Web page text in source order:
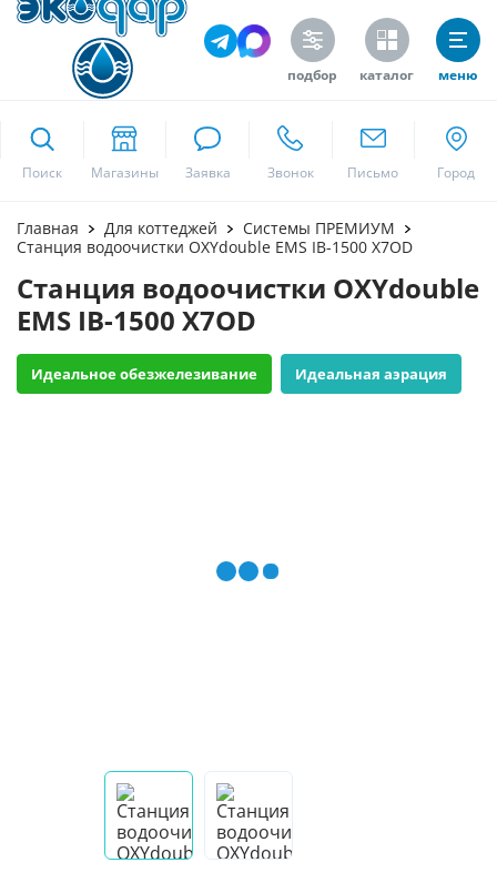
подбор каталог меню
Поиск
Москва
Главная Для коттеджей
Системы ПРЕМИУМ
Станция водоочистки OXYdouble EMS IB-1500 X7OD
Станция водоочистки OXYdouble
EMS IB-1500 X7OD
Идеальное обезжелезивание Идеальная аэрация